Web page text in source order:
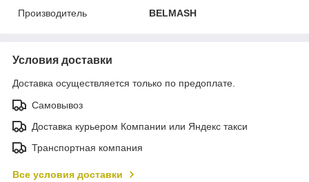
Производитель
BELMASH
Условия доставки
Доставка осуществляется только по предоплате.
Самовывоз
Доставка курьером Компании или Яндекс такси
Транспортная компания
Все условия доставки